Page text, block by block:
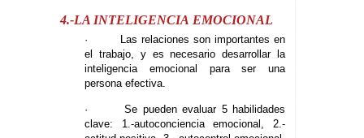
4.-LA INTELIGENCIA EMOCIONAL
· Las relaciones son importantes en
el trabajo, y es necesario desarrollar la
inteligencia emocional para ser una
persona efectiva.
· Se pueden evaluar 5 habilidades
clave: 1.-autoconciencia emocional, 2.-